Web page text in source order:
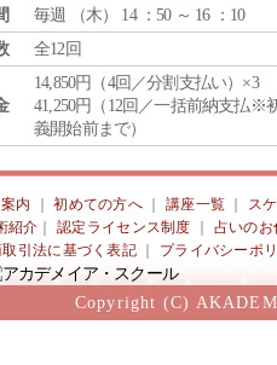
毎週 （木） 14 ：50 ～ 16 ：10
全12回
14,850円（4回／分割支払い）×3
41,250円（12回／一括前納支払※
義開始前まで）
内 ｜初めての方へ 講座一覧
ス
紹介 ｜認定ライセンス制度
占いのお
引法に基づく表記 プライバシーポ
Copyright (C)